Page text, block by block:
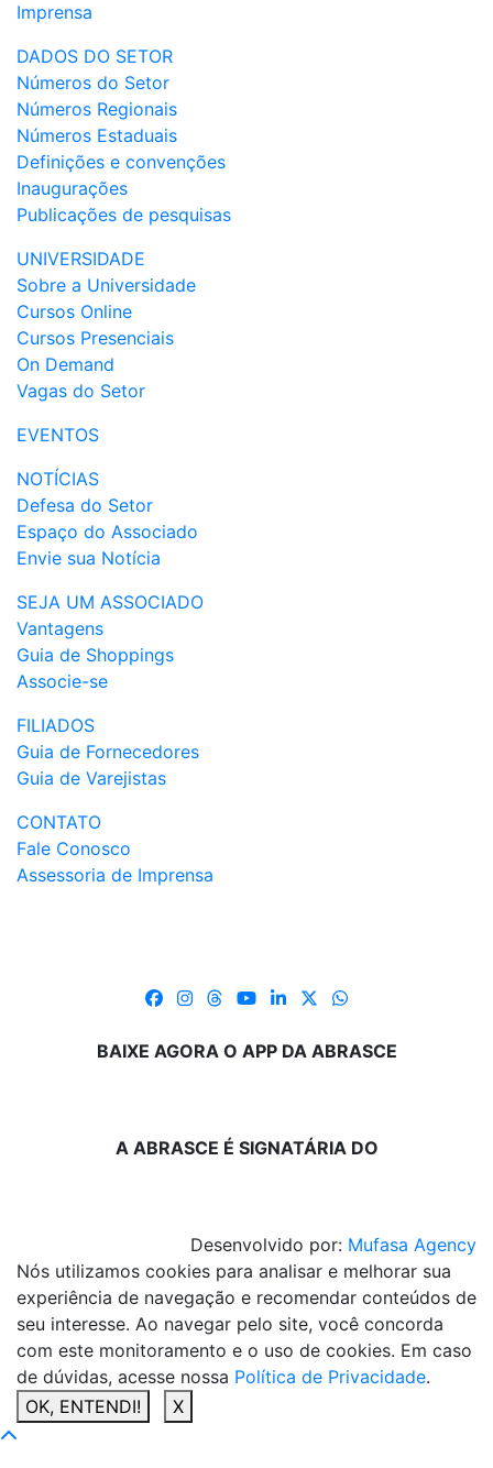
Imprensa
DADOS DO SETOR
Números do Setor
Números Regionais
Números Estaduais
Definições e convenções
Inaugurações
Publicações de pesquisas
UNIVERSIDADE
Sobre a Universidade
Cursos Online
Cursos Presenciais
On Demand
Vagas do Setor
EVENTOS
NOTÍCIAS
Defesa do Setor
Espaço do Associado
Envie sua Notícia
SEJA UM ASSOCIADO
Vantagens
Guia de Shoppings
Associe-se
FILIADOS
Guia de Fornecedores
Guia de Varejistas
CONTATO
Fale Conosco
Assessoria de Imprensa
BAIXE AGORA O APP DA ABRASCE
A ABRASCE É SIGNATÁRIA DO
Desenvolvido por: Mufasa Agency
Nós utilizamos cookies para analisar e melhorar sua
experiência de navegação e recomendar conteúdos de
seu interesse. Ao navegar pelo site, você concorda
com este monitoramento e o uso de cookies. Em caso
de dúvidas, acesse nossa Política de Privacidade.
OK, ENTENDI!
X